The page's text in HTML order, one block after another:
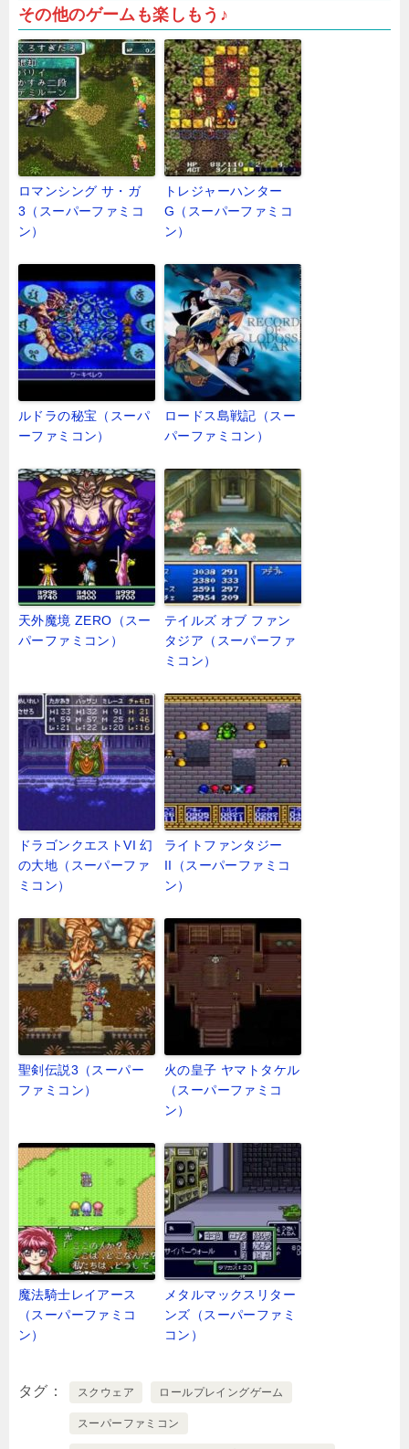
その他のゲームも楽しもう♪
ロマンシング サ・ガ
3（スーパーファミコ
ン）
トレジャーハンター
G（スーパーファミコ
ン）
ルドラの秘宝（スーパ
ーファミコン）
ロードス島戦記（スー
パーファミコン）
天外魔境 ZERO（スー
パーファミコン）
テイルズ オブ ファン
タジア（スーパーファ
ミコン）
ドラゴンクエストVI 幻
の大地（スーパーファ
ミコン）
ライトファンタジー
II（スーパーファミコ
ン）
聖剣伝説3（スーパー
ファミコン）
火の皇子 ヤマトタケル
（スーパーファミコ
ン）
魔法騎士レイアース
（スーパーファミコ
ン）
メタルマックスリター
ンズ（スーパーファミ
コン）
タグ スクウェア ロールプレイングゲーム
スーパーファミコン